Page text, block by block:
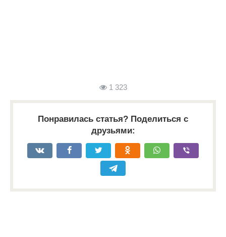
1 323
Понравилась статья? Поделиться с
друзьями: